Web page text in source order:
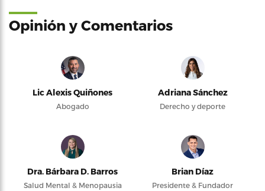
Opinión y Comentarios
Lic Alexis Quiñones
Abogado
Adriana Sánchez
Derecho y deporte
Dra. Bárbara D. Barros
Salud Mental & Menopausia
Brian Díaz
Presidente & Fundador